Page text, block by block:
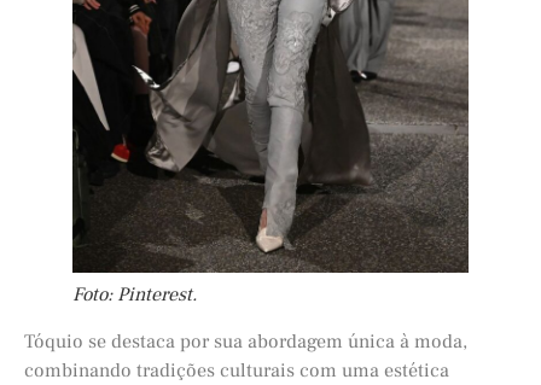
Foto: Pinterest.
Tóquio se destaca por sua abordagem única à moda,
combinando tradições culturais com uma estética